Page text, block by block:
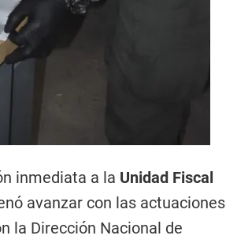
inmediata a la Unidad Fiscal
avanzar con las actuaciones
la Dirección Nacional de